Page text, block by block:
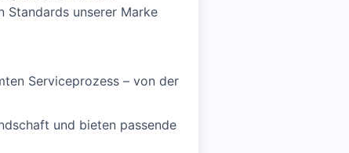
Standards unserer Marke
Serviceprozess – von der
und bieten passende